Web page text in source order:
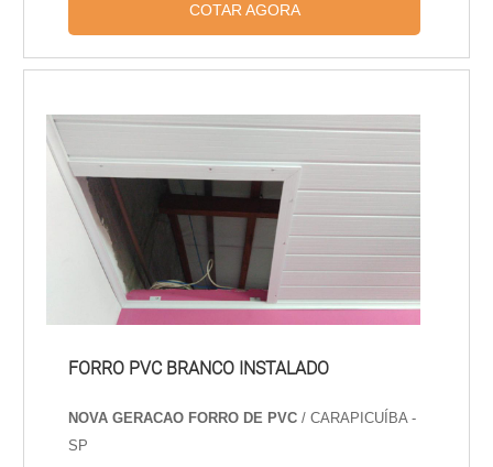
Cerejeira é fácil de limpar e possui uma
permitindo que você crie um ambiente
Cerejeira é a escolha ideal para quem
deseja um acabamento de qualidade e
durabilidade.
COTAR AGORA
FORRO PVC BRANCO INSTALADO
NOVA GERACAO FORRO DE PVC/ CARAPICUÍBA -
SP